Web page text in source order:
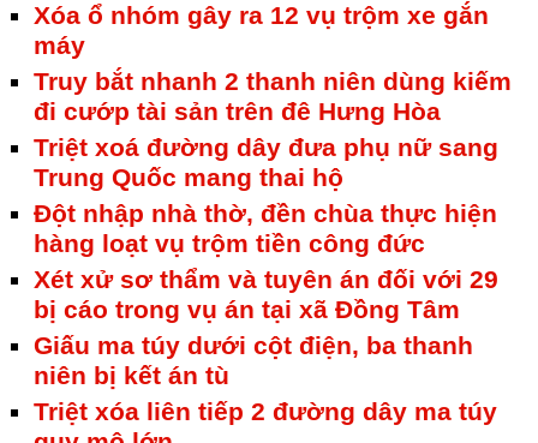
Xóa ổ nhóm gây ra 12 vụ trộm xe gắn
máy
Truy bắt nhanh 2 thanh niên dùng kiếm
đi cướp tài sản trên đê Hưng Hòa
Triệt xoá đường dây đưa phụ nữ sang
Trung Quốc mang thai hộ
Đột nhập nhà thờ, đền chùa thực hiện
hàng loạt vụ trộm tiền công đức
Xét xử sơ thẩm và tuyên án đối với 29
bị cáo trong vụ án tại xã Đồng Tâm
Giấu ma túy dưới cột điện, ba thanh
niên bị kết án tù
Triệt xóa liên tiếp 2 đường dây ma túy